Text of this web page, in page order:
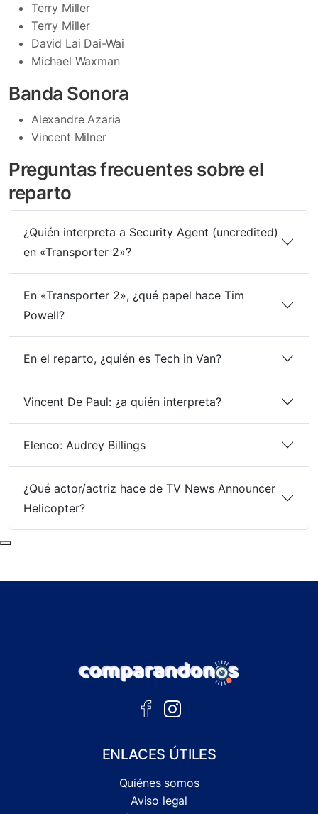
Terry Miller
Terry Miller
David Lai Dai-Wai
Michael Waxman
Banda Sonora
Alexandre Azaria
Vincent Milner
Preguntas frecuentes sobre el
reparto
¿Quién interpreta a Security Agent (uncredited)
en «Transporter 2»?
En «Transporter 2», ¿qué papel hace Tim
Powell?
En el reparto, ¿quién es Tech in Van?
Vincent De Paul: ¿a quién interpreta?
Elenco: Audrey Billings
¿Qué actor/actriz hace de TV News Announcer
Helicopter?
ENLACES ÚTILES
Quiénes somos
Aviso legal